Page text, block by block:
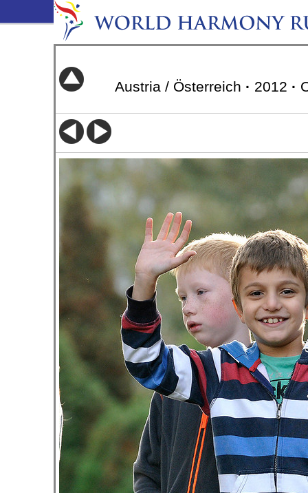
Austria / Österreich · 2012 ·